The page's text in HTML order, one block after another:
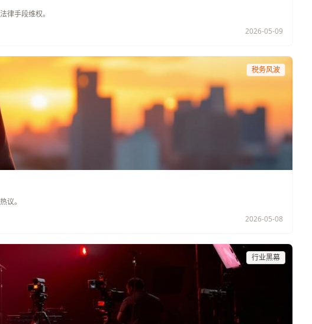
律手段维权。
2026-05-09
税务风波
议。
2026-05-08
行业黑幕